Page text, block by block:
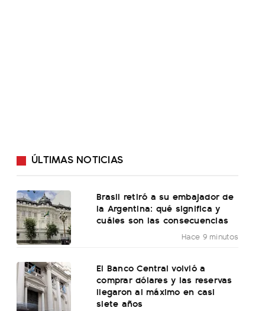
ÚLTIMAS NOTICIAS
Brasil retiró a su embajador de
la Argentina: qué significa y
cuáles son las consecuencias
Hace 9 minutos
El Banco Central volvió a
comprar dólares y las reservas
llegaron al máximo en casi
siete años